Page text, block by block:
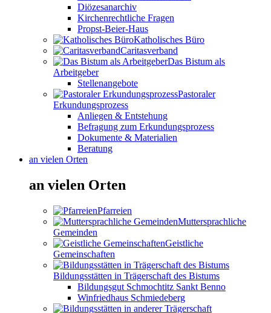
Diözesanarchiv
Kirchenrechtliche Fragen
Propst-Beier-Haus
Katholisches Büro
Caritasverband
Das Bistum als
Arbeitgeber
Stellenangebote
Pastoraler
Erkundungsprozess
Anliegen & Entstehung
Befragung zum Erkundungsprozess
Dokumente & Materialien
Beratung
an vielen Orten
an vielen Orten
Pfarreien
Muttersprachliche
Gemeinden
Geistliche
Gemeinschaften
Bildungsstätten in Trägerschaft des Bistums
Bildungsgut Schmochtitz Sankt Benno
Winfriedhaus Schmiedeberg